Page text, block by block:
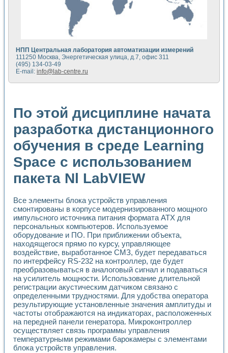
Визуализация моделирования и оптимизации тепловой
Виртуальный прибор для исследования функциональных
Исследование возможности создания экономичного
Исследование кинетики движения макрочастиц в
Метод прогнозирования свойств дисперсных продуктов
Недорогая система управления сверхпроводящим
Применение технологий NI в курсе экспериментальной
Расчет переноса аэрозоля и выпадения осадка в
Применение NI VISION для геометрического анализа в
Система температурной стабилизации
Управление движением с помощью программно -
Определение параметров всплывающих газовых
Система управления асинхронным тиристорным
Лазерный профилометр
Разработка автоматизированного стенда для
Высокочувствительные оптоэлектронные
Установка для измерения диэлектрических свойств
Исследование кинетики зарождения и развития
Лабораторный электрический импедансный томограф на
Микрозондовая система для характеризации
Метод траекторий в исследовании
Промышленная автоматизация
Автоматизация технологических процессов получения
Использование систем технического зрения для контроля
Исследование электромагнитных переходных процессов
Применение LabVIEW при разработке обучающих
Разработка виртуальных тренажеров путем
Система блокировок, сигнализации и защиты ускорителя
Система сбора данных и управления процессом
Управление температурой газовой среды специальной
Разработка программного обеспечения с
НПП Центральная лаборатория автоматизации измерений
111250 Москва, Энергетическая улица, д.7, офис 311
(495) 134-03-49
E-mail: info@lab-centre.ru
По этой дисциплине начата
разработка дистанционного
обучения в среде Learning
Space с использованием
пакета Nl LabVIEW
Все элементы блока устройств управления
смонтированы в корпусе модернизированного мощного
импульсного источника питания формата АТХ для
персональных компьютеров. Используемое
оборудование и ПО. При приближении объекта,
находящегося прямо по курсу, управляющее
воздействие, выработанное СМЗ, будет передаваться
по интерфейсу RS-232 на контроллер, где будет
преобразовываться в аналоговый сигнал и подаваться
на усилитель мощности. Использование длительной
регистрации акустическим датчиком связано с
определенными трудностями. Для удобства оператора
результирующие установленные значения амплитуды и
частоты отображаются на индикаторах, расположенных
на передней панели генератора. Микроконтроллер
осуществляет связь программы управления
температурными режимами барокамеры с элементами
блока устройств управления.